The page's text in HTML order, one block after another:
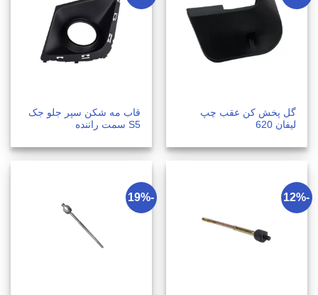
گل پخش کن عقب چپ
لیفان 620
قاب مه شکن سپر جلو جک
S5 سمت راننده
-12%
-19%